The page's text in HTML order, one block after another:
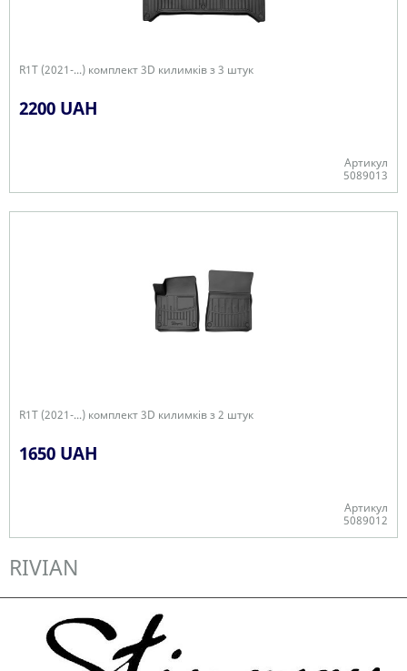
R1T (2021-...) комплект 3D килимків з 3 штук
2200 UAH
Артикул
5089013
R1T (2021-...) комплект 3D килимків з 2 штук
1650 UAH
Артикул
5089012
RIVIAN